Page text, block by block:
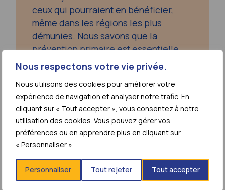
Nous respectons votre vie privée.
Nous utilisons des cookies pour améliorer votre
expérience de navigation et analyser notre trafic. En
cliquant sur « Tout accepter », vous consentez à notre
utilisation des cookies. Vous pouvez gérer vos
préférences ou en apprendre plus en cliquant sur
« Personnaliser ».
Personnaliser Tout rejeter Tout accepter
ceux qui pourraient en bénéficier,
même dans les régions les plus
démunies. Nous savons que la
prévention primaire est essentielle
pour lutter contre le VIH au niveau
mondial mais pour tirer le meilleur
parti de l’innovation, nous devons y
avoir accès et l’appliquer à plus
grande échelle ».
Jacque Wambui, AfroCAB, Kenya